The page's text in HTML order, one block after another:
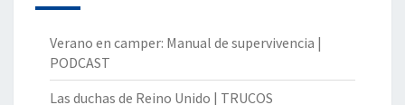
Verano en camper: Manual de supervivencia |
PODCAST
Las duchas de Reino Unido | TRUCOS